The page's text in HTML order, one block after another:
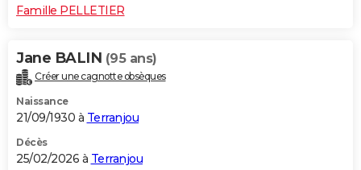
Famille PELLETIER
Jane BALIN (95 ans)
Créer une cagnotte obsèques
Naissance
21/09/1930 à Terranjou
Décès
25/02/2026 à Terranjou